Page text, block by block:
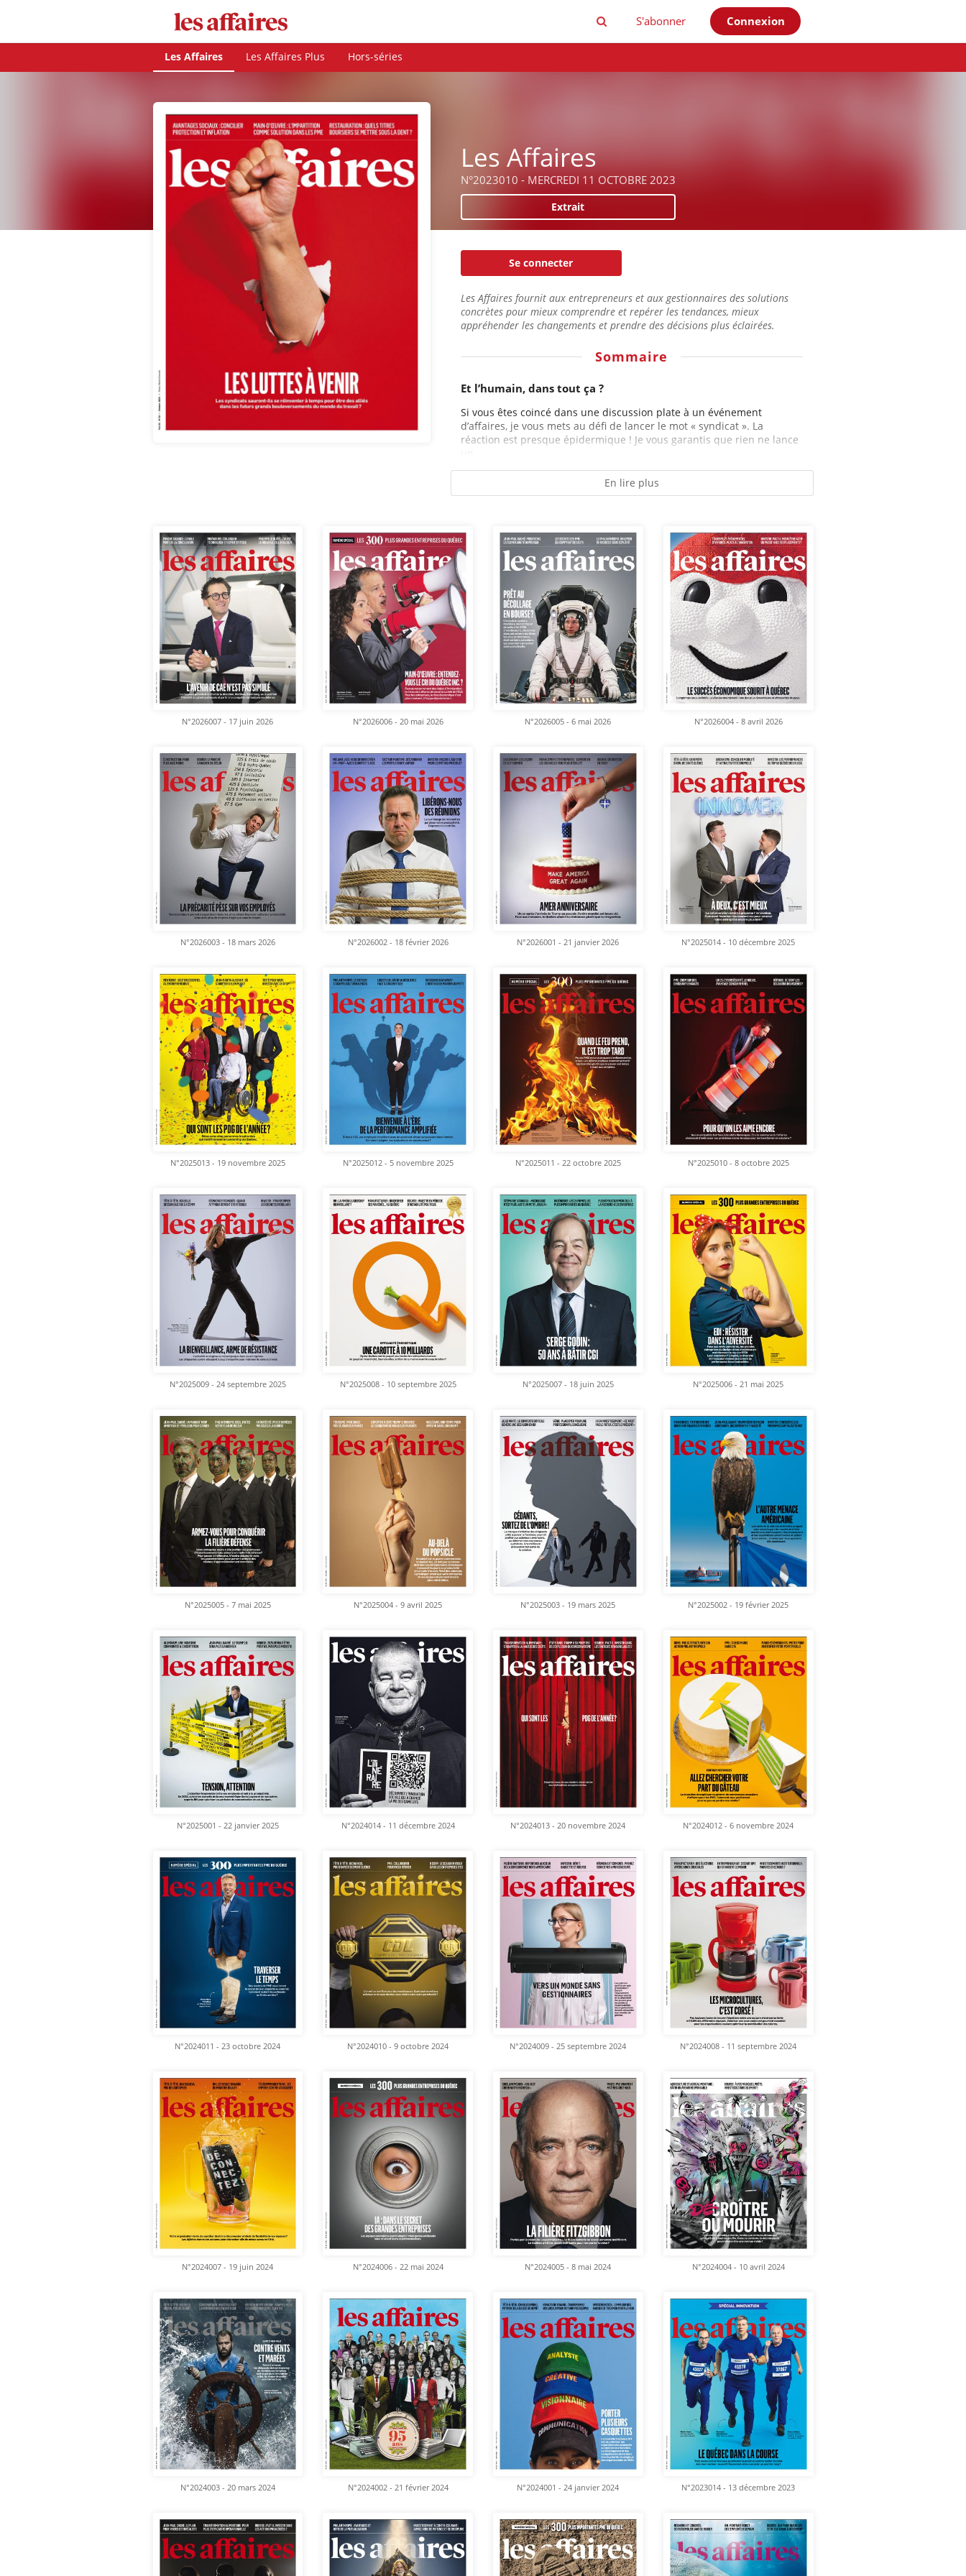
S'abonner Connexion
Les Affaires Les Affaires Plus Hors-séries
Les Affaires
N°2023010 - MERCREDI 11 OCTOBRE 2023
Extrait
Se connecter
Les Affaires fournit aux entrepreneurs et aux gestionnaires des solutions
concrètes pour mieux comprendre et repérer les tendances, mieux
appréhender les changements et prendre des décisions plus éclairées.
Sommaire
Et l’humain, dans tout ça ?
Si vous êtes coincé dans une discussion plate à un événement
d’affaires, je vous mets au défi de lancer le mot « syndicat ». La
réaction est presque épidermique ! Je vous garantis que rien ne lance
En lire plus
N°2026007 - 17 juin 2026 N°2026006 - 20 mai 2026 N°2026005 - 6 mai 2026 N°2026004 - 8 avril 2026
N°2026003 - 18 mars 2026 N°2026002 - 18 février 2026 N°2026001 - 21 janvier 2026 N°2025014 - 10 décembre 2025
N°2025013 - 19 novembre 2025 N°2025012 - 5 novembre 2025 N°2025011 - 22 octobre 2025 N°2025010 - 8 octobre 2025
N°2025009 - 24 septembre 2025 N°2025008 - 10 septembre 2025 N°2025007 - 18 juin 2025 N°2025006 - 21 mai 2025
N°2025005 - 7 mai 2025 N°2025004 - 9 avril 2025 N°2025003 - 19 mars 2025 N°2025002 - 19 février 2025
N°2025001 - 22 janvier 2025 N°2024014 - 11 décembre 2024 N°2024013 - 20 novembre 2024 N°2024012 - 6 novembre 2024
N°2024011 - 23 octobre 2024 N°2024010 - 9 octobre 2024 N°2024009 - 25 septembre 2024 N°2024008 - 11 septembre 2024
N°2024007 - 19 juin 2024 N°2024006 - 22 mai 2024 N°2024005 - 8 mai 2024 N°2024004 - 10 avril 2024
N°2024003 - 20 mars 2024 N°2024002 - 21 février 2024 N°2024001 - 24 janvier 2024 N°2023014 - 13 décembre 2023